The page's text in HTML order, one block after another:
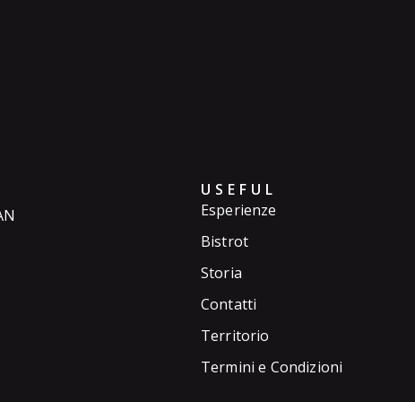
USEFUL
Esperienze
Bistrot
Storia
Contatti
Territorio
Termini e Condizioni